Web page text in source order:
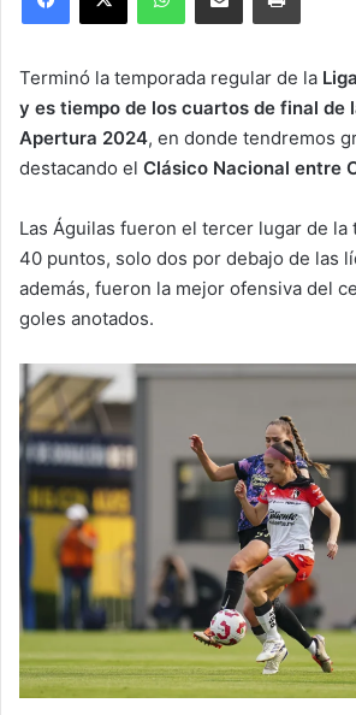
Terminó la temporada regular de la
y es tiempo de los cuartos de final de
Apertura 2024, en donde tendremos
destacando el Clásico Nacional entre
Las Águilas fueron el tercer lugar de la
40 puntos, solo dos por debajo de las
además, fueron la mejor ofensiva del
goles anotados.